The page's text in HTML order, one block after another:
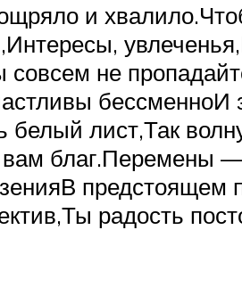
и
не
лист,Так
благ.Перемены
предстоящем
радость